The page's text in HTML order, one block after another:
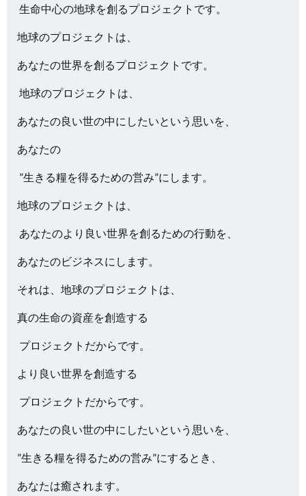
生命中心の地球を創るプロジェクトです。
地球のプロジェクトは、
あなたの世界を創るプロジェクトです。
地球のプロジェクトは、
あなたの良い世の中にしたいという思いを、
あなたの
”生きる糧を得るための営み”にします。
地球のプロジェクトは、
あなたのより良い世界を創るための行動を、
あなたのビジネスにします。
それは、地球のプロジェクトは、
真の生命の資産を創造する
プロジェクトだからです。
より良い世界を創造する
プロジェクトだからです。
あなたの良い世の中にしたいという思いを、
”生きる糧を得るための営み”にするとき、
あなたは癒されます。